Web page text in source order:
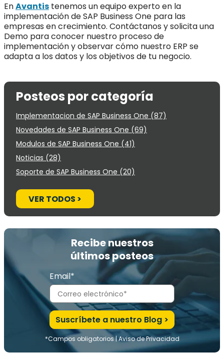
EnAvantis tenemos un equipo experto en la
implementación de SAP Business One para las
empresas en crecimiento. Contáctanos y solicita una
Demo para conocer nuestro proceso de
implementación y observar cómo nuestro ERP se
adapta a los datos y los objetivos de tu negocio.
Posteos por categoría
Implementacion de SAP Business One (87)
Novedades de SAP Business One (69)
Modulos de SAP Business One (41)
Noticias (28)
Soporte de SAP Business One (20)
VER TODOS >
Recibe nuestros
últimos posteos
Email*
*Campos obligatorios |Aviso de Privacidad